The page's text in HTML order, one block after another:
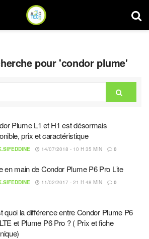
pour 'condor plume'
Plume L1 et H1 est désormais
prix et caractéristique
14/07/2018 - 10 H 35 MIN 0
en main de Condor Plume P6 Pro Lite
11/02/2017 - 21 H 48 MIN 0
quoi la différence entre Condor Plume P6
et Plume P6 Pro ? ( Prix et fiche